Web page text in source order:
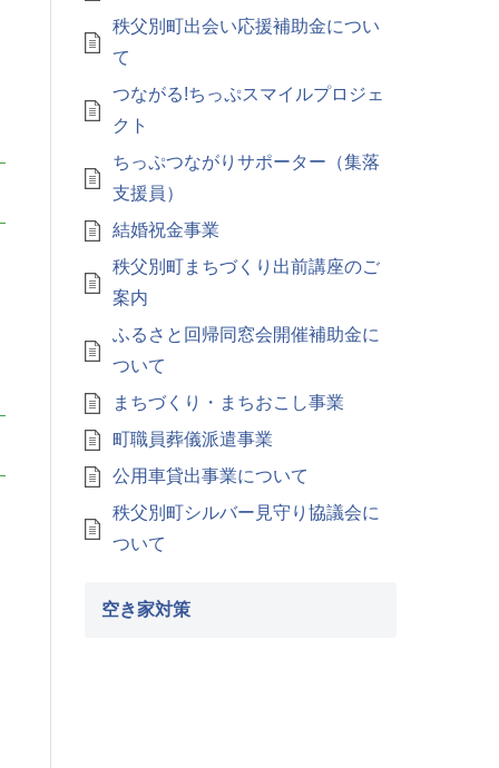
秩父別町出会い応援補助金につい
て
つながる!ちっぷスマイルプロジェ
クト
ちっぷつながりサポーター（集落
支援員）
結婚祝金事業
秩父別町まちづくり出前講座のご
案内
ふるさと回帰同窓会開催補助金に
ついて
まちづくり・まちおこし事業
町職員葬儀派遣事業
公用車貸出事業について
秩父別町シルバー見守り協議会に
ついて
空き家対策